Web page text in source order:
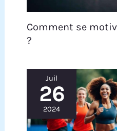
la vitesse, la distance,
Comment se
?
Juil
26
2024